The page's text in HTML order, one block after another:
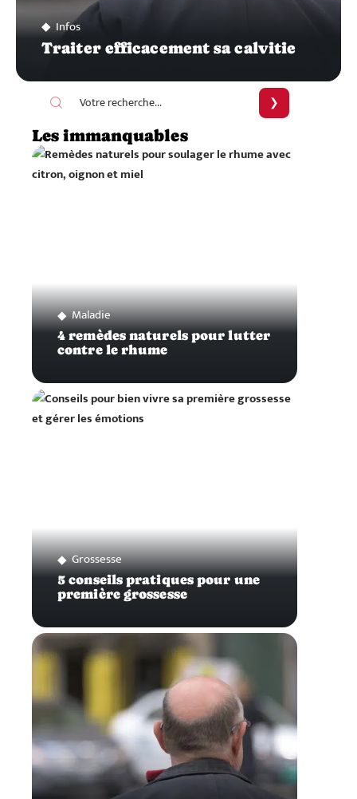
Infos
Traiter efficacement sa calvitie
Les immanquables
Maladie
4 remèdes naturels pour lutter
contre le rhume
Grossesse
5 conseils pratiques pour une
première grossesse